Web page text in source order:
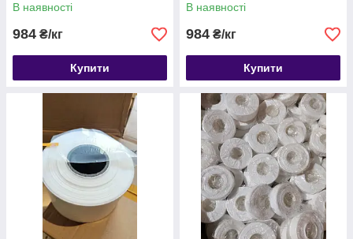
В наявності
984 ₴/кг
Купити
В наявності
984 ₴/кг
Купити